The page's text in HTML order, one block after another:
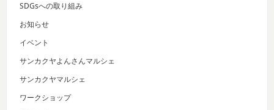
SDGsへの取り組み
お知らせ
イベント
サンカクヤよんさんマルシェ
サンカクヤマルシェ
ワークショップ